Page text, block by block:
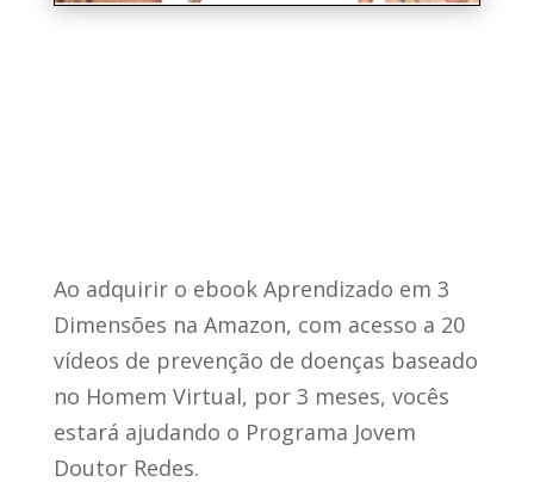
Ao adquirir o ebook Aprendizado em 3
Dimensões na Amazon, com acesso a 20
vídeos de prevenção de doenças baseado
no Homem Virtual, por 3 meses, vocês
estará ajudando o Programa Jovem
Doutor Redes.